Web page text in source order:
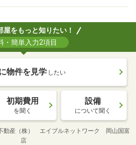
屋をもっと知りたい！
・簡単入力2項目
物件を見学 したい
初期費用
を聞く
設備
について聞く
動産（株） エイブルネットワーク 岡山国富
店